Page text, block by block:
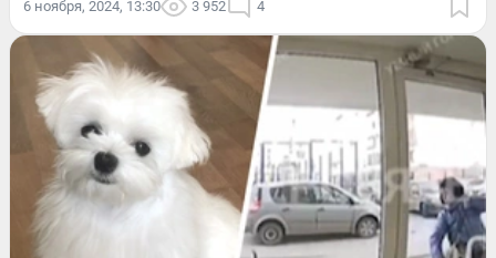
6 ноября, 2024, 13:30 3 952 4